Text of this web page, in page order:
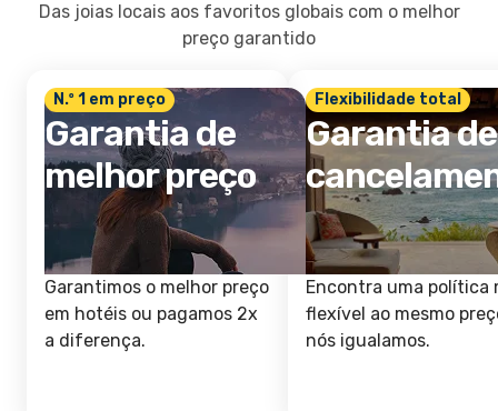
Das joias locais aos favoritos globais com o melhor
preço garantido
N.º 1 em preço
Garantia de
melhor preço
Garantimos o melhor preço
em hotéis ou pagamos 2x
a diferença.
Flexibilidade total
Garantia de
Encontra uma política
flexível ao mesmo
nós igualamos.